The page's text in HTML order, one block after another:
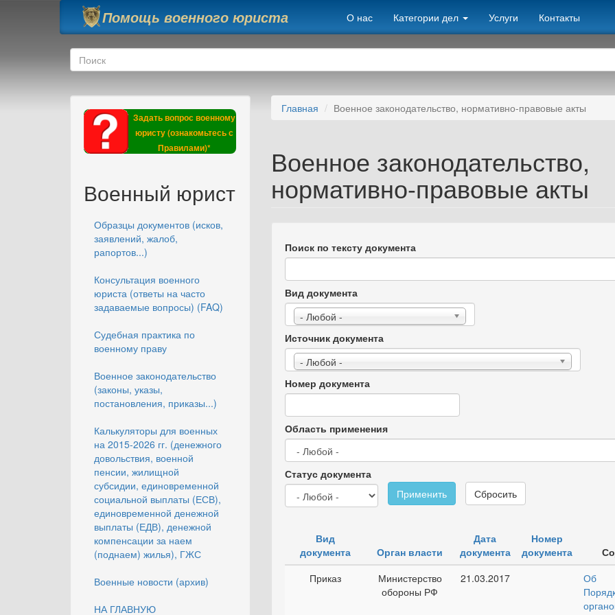
Перейти к основному содержанию
Помощь военного юриста О нас Категории дел Услуги Контакты
Форма поиска
Поиск
Задать вопрос военному
юристу (ознакомьтесь с
Правилами)*
Военный юрист
Образцы документов (исков,
заявлений, жалоб,
рапортов...)
Консультация военного
юриста (ответы на часто
задаваемые вопросы) (FAQ)
Судебная практика по
военному праву
Военное законодательство
(законы, указы,
постановления, приказы...)
Калькуляторы для военных
на 2015-2026 гг. (денежного
довольствия, военной
пенсии, жилищной
субсидии, единовременной
социальной выплаты (ЕСВ),
единовременной денежной
выплаты (ЕДВ), денежной
компенсации за наем
(поднаем) жилья), ГЖС
Военные новости (архив)
НА ГЛАВНУЮ
Главная Военное законодательство, нормативно-правовые акты
Военное законодательство,
нормативно-правовые акты
Поиск по тексту документа
Вид документа
- Любой -
Источник документа
- Любой -
Номер документа
Область применения
Статус документа
Применить
Сбросить
Вид
документа
Орган власти
Дата
документа
Номер
документа
Приказ
Министерство
обороны РФ
21.03.2017
Об